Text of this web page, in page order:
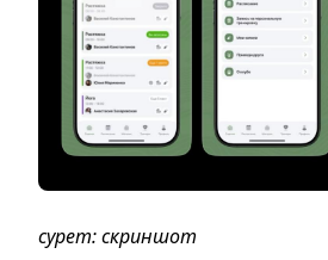
сурет: скриншот